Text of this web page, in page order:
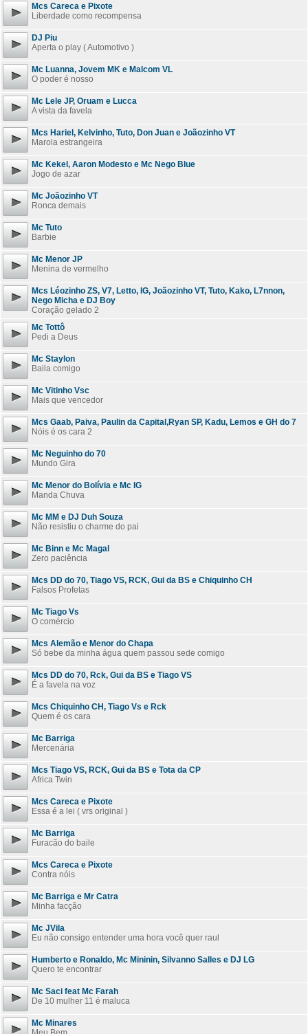
Mcs Careca e Pixote
Liberdade como recompensa
DJ Piu
Aperta o play ( Automotivo )
Mc Luanna, Jovem MK e Malcom VL
O poder é nosso
Mc Lele JP, Oruam e Lucca
A vista da favela
Mcs Hariel, Kelvinho, Tuto, Don Juan e Joãozinho VT
Marola estrangeira
Mc Kekel, Aaron Modesto e Mc Nego Blue
Jogo de azar
Mc Joãozinho VT
Ronca demais
Mc Tuto
Barbie
Mc Menor JP
Menina de vermelho
Mcs Léozinho ZS, V7, Letto, IG, Joãozinho VT, Tuto, Kako, L7nnon,
Nego Micha e DJ Boy
Coração gelado 2
Mc Tottô
Pedi a Deus
Mc Staylon
Baila comigo
Mc Vitinho Vsc
Mais que vencedor
Mcs Gaab, Paiva, Paulin da Capital,Ryan SP, Kadu, Lemos e GH do 7
Nóis é os cara 2
Mc Neguinho do 70
Mundo Gira
Mc Menor do Bolívia e Mc IG
Manda Chuva
Mc MM e DJ Duh Souza
Não resistiu o charme do pai
Mc Binn e Mc Magal
Zero paciência
Mcs DD do 70, Tiago VS, RCK, Gui da BS e Chiquinho CH
Falsos Profetas
Mc Tiago Vs
O comércio
Mcs Alemão e Menor do Chapa
Só bebe da minha água quem passou sede comigo
Mcs DD do 70, Rck, Gui da BS e Tiago VS
É a favela na voz
Mcs Chiquinho CH, Tiago Vs e Rck
Quem é os cara
Mc Barriga
Mercenária
Mcs Tiago VS, RCK, Gui da BS e Tota da CP
Africa Twin
Mcs Careca e Pixote
Essa é a lei ( vrs original )
Mc Barriga
Furacão do baile
Mcs Careca e Pixote
Contra nóis
Mc Barriga e Mr Catra
Minha facção
Mc JVila
Eu não consigo entender uma hora você quer raul
Humberto e Ronaldo, Mc Mininin, Silvanno Salles e DJ LG
Quero te encontrar
Mc Saci feat Mc Farah
De 10 mulher 11 é maluca
Mc Minares